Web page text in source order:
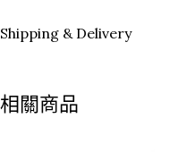
Shipping & Delivery
相關商品